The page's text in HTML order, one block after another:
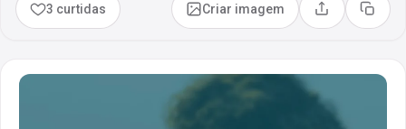
3 curtidas Criar imagem Compartilhar
Copiar